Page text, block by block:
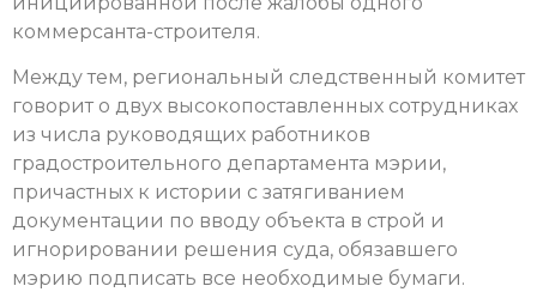
коммерсанта-строителя.
Между тем, региональный следственный комитет
говорит о двух высокопоставленных сотрудниках
из числа руководящих работников
градостроительного департамента мэрии,
причастных к истории с затягиванием
документации по вводу объекта в строй и
игнорировании решения суда, обязавшего
мэрию подписать все необходимые бумаги.